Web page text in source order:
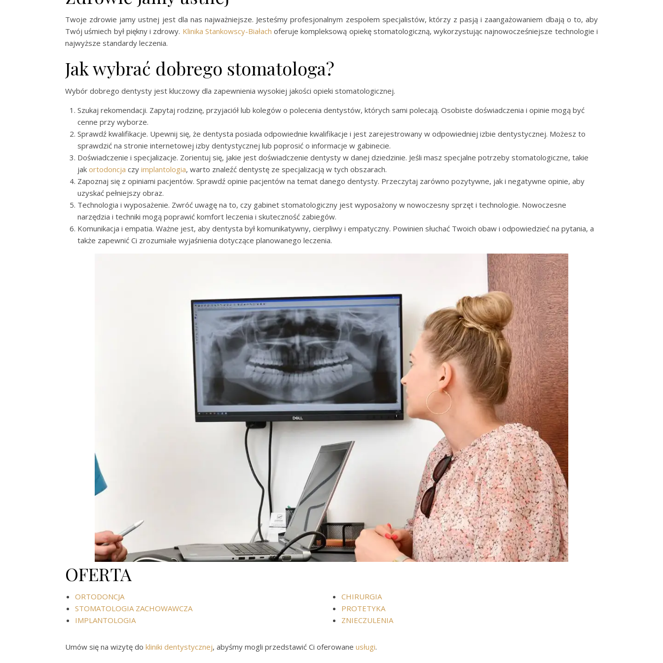
Twoje zdrowie jamy ustnej jest dla nas najważniejsze. Jesteśmy profesjonalnym zespołem specjalistów, którzy z pasją i zaangażowaniem dbają o to, aby
Twój uśmiech był piękny i zdrowy. Klinika Stankowscy-Białach oferuje kompleksową opiekę stomatologiczną, wykorzystując najnowocześniejsze technologie i
najwyższe standardy leczenia.
Jak wybrać dobrego stomatologa?
Wybór dobrego dentysty jest kluczowy dla zapewnienia wysokiej jakości opieki stomatologicznej.
Szukaj rekomendacji. Zapytaj rodzinę, przyjaciół lub kolegów o polecenia dentystów, których sami polecają. Osobiste doświadczenia i opinie mogą być
cenne przy wyborze.
Sprawdź kwalifikacje. Upewnij się, że dentysta posiada odpowiednie kwalifikacje i jest zarejestrowany w odpowiedniej izbie dentystycznej. Możesz to
sprawdzić na stronie internetowej izby dentystycznej lub poprosić o informacje w gabinecie.
Doświadczenie i specjalizacje. Zorientuj się, jakie jest doświadczenie dentysty w danej dziedzinie. Jeśli masz specjalne potrzeby stomatologiczne, takie
jak ortodoncja czy implantologia, warto znaleźć dentystę ze specjalizacją w tych obszarach.
Zapoznaj się z opiniami pacjentów. Sprawdź opinie pacjentów na temat danego dentysty. Przeczytaj zarówno pozytywne, jak i negatywne opinie, aby
uzyskać pełniejszy obraz.
Technologia i wyposażenie. Zwróć uwagę na to, czy gabinet stomatologiczny jest wyposażony w nowoczesny sprzęt i technologie. Nowoczesne
narzędzia i techniki mogą poprawić komfort leczenia i skuteczność zabiegów.
Komunikacja i empatia. Ważne jest, aby dentysta był komunikatywny, cierpliwy i empatyczny. Powinien słuchać Twoich obaw i odpowiedzieć na pytania, a
także zapewnić Ci zrozumiałe wyjaśnienia dotyczące planowanego leczenia.
OFERTA
ORTODONCJA
STOMATOLOGIA ZACHOWAWCZA
IMPLANTOLOGIA
CHIRURGIA
PROTETYKA
ZNIECZULENIA
Umów się na wizytę do kliniki dentystycznej, abyśmy mogli przedstawić Ci oferowane usługi.